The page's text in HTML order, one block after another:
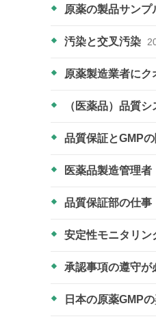
原薬の製品サンプ
汚染と交叉汚染
原薬製造業者に
（医薬品）品質シ
品質保証とGMP
医薬品製造管理者
品質保証部の仕事
安定性モニタリン
承認事項の遵守が
日本の原薬GMP